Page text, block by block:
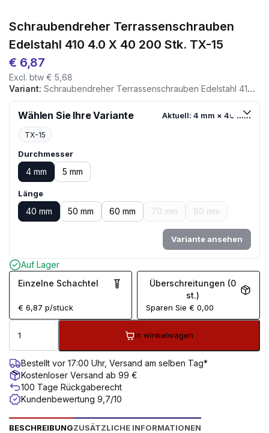
Schraubendreher Terrassenschrauben
Edelstahl 410 4.0 X 40 200 Stk. TX-15
€ 6,87
Excl. btw € 5,68
Variant: Schraubendreher Terrassenschrauben Edelstahl 410 4.0 X 40 200 Stk. TX-15
Wählen Sie Ihre Variante Aktuell: 4 mm × 40 mm
TX-15
Durchmesser
4 mm 5 mm
Länge
40 mm 50 mm 60 mm 70 mm 80 mm
Variante ansehen
Auf Lager
Einzelne Schachtel
€ 6,87 p/stück
Überschreitungen (0
st.)
Sparen Sie€ 0,00
In winkelwagen
Bestellt vor 17:00 Uhr, Versand am selben Tag*
Kostenloser Versand ab 99 €
100 Tage Rückgaberecht
Kundenbewertung 9,7/10
BESCHREIBUNGZUSÄTZLICHE INFORMATIONEN